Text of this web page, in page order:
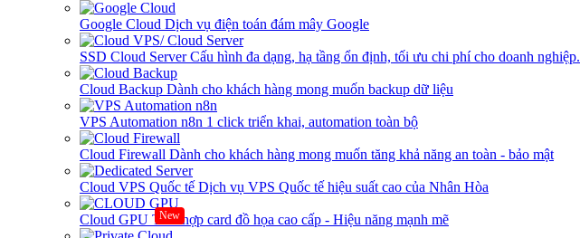
Google Cloud Dịch vụ điện toán đám mây Google
SSD Cloud ServerCấu hình đa dạng, hạ tầng ổn định, tối ưu chi phí cho doanh nghiệp.
Cloud Backup Dành cho khách hàng mong muốn backup dữ liệu
VPS Automation n8n 1 click triển khai, automation toàn bộ
Cloud Firewall Dành cho khách hàng mong muốn tăng khả năng an toàn - bảo mật
Cloud VPS Quốc tế Dịch vụ VPS Quốc tế hiệu suất cao của Nhân Hòa
Cloud GPU New
Tích hợp card đồ họa cao cấp - Hiệu năng mạnh mẽ